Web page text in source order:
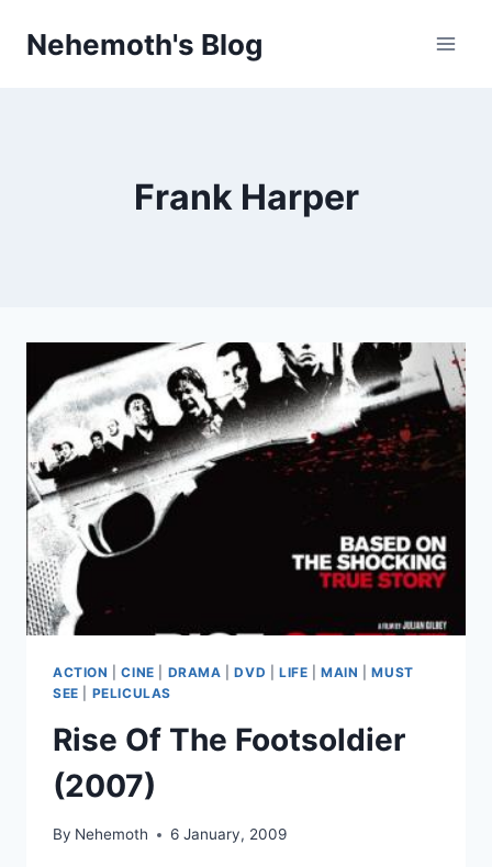
Nehemoth's Blog
Frank Harper
ACTION |CINE DRAMA |DVD LIFE |MAIN |MUST
SEE
PELICULAS
Rise Of The Footsoldier
(2007)
By Nehemoth 6 January, 2009